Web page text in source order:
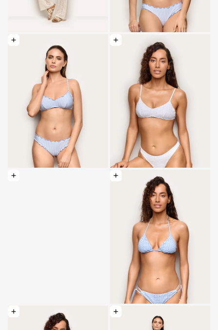
Elegir opciones: Traje de baño brasileño - SeersuckerElegir opciones: Disfraz de bralette con
Elegir opciones: Traje brasileño - SangalloElegir opciones: Traje de baño
Elegir opciones: Traje de baño con cordón ajustable - Sangallo
Elegir opciones: Vestido camisero